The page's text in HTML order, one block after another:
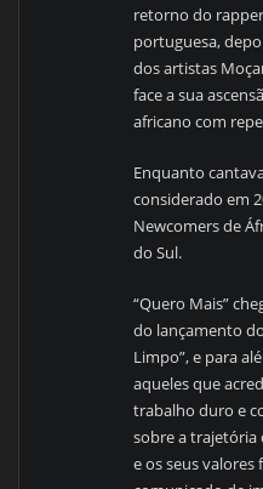
retorno do
portuguesa,
dos artistas
face a sua
africano com
Enquanto
considerado em
Newcomers de
do Sul.
“Quero Mais”
do lançamento
Limpo”, e para
aqueles que
trabalho duro e
sobre a trajetória
e os seus valores